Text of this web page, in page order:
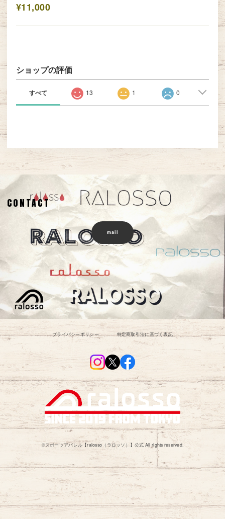
¥11,000
ショップの評価
すべて 13 1 0
CONTACT
mail
プライバシーポリシー 特定商取引法に基づく表記
©︎スポーツアパレル【ralosso（ラロッソ）】公式 All rights reserved.